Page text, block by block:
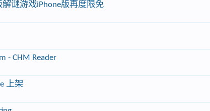
谜游戏iPhone版再度限免
- CHM Reader
上架